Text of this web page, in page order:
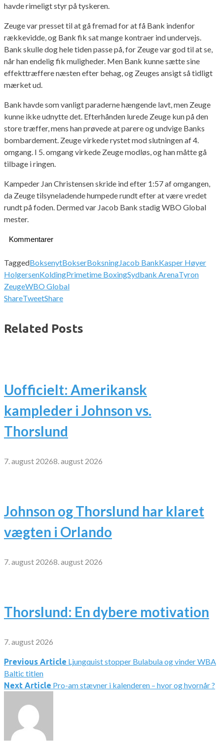
havde rimeligt styr på tyskeren.
Zeuge var presset til at gå fremad for at få Bank indenfor
rækkevidde, og Bank fik sat mange kontraer ind undervejs.
Bank skulle dog hele tiden passe på, for Zeuge var god til at se,
når han endelig fik muligheder. Men Bank kunne sætte sine
effekttræffere næsten efter behag, og Zeuges ansigt så tidligt
mærket ud.
Bank havde som vanligt paraderne hængende lavt, men Zeuge
kunne ikke udnytte det. Efterhånden lurede Zeuge kun på den
store træffer, mens han prøvede at parere og undvige Banks
bombardement. Zeuge virkede rystet mod slutningen af 4.
omgang. I 5. omgang virkede Zeuge modløs, og han måtte gå
tilbage i ringen.
Kampeder Jan Christensen skride ind efter 1:57 af omgangen,
da Zeuge tilsyneladende humpede rundt efter at være vredet
rundt på foden. Dermed var Jacob Bank stadig WBO Global
mester.
Kommentarer
TaggedBoksenytBokserBoksningJacob BankKasper Høyer
HolgersenKoldingPrimetime BoxingSydbank ArenaTyron
ZeugeWBO Global
ShareTweetShare
Related Posts
Uofficielt: Amerikansk
kampleder i Johnson vs.
Thorslund
7. august 20268. august 2026
Johnson og Thorslund har klaret
vægten i Orlando
7. august 20268. august 2026
Thorslund: En dybere motivation
7. august 2026
Indlægsnavigation
Previous Article Ljungquist stopper Bulabula og vinder WBA
Baltic titlen
Next Article Pro-am stævner i kalenderen – hvor og hvornår ?